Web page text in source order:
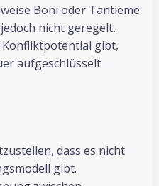
Boni oder Tantieme
nicht geregelt,
Konfliktpotential gibt,
aufgeschlüsselt
dass es nicht
gibt.